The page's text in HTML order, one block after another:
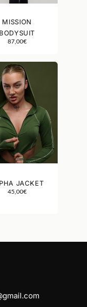
MISSION
BODYSUIT
87,00€
JACKET
45,00€